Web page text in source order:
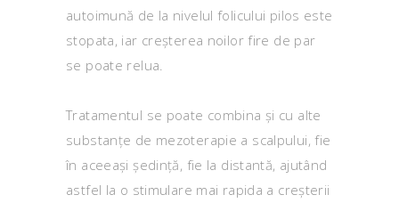
autoimună de la nivelul folicului pilos este
stopata, iar creșterea noilor fire de par
se poate relua.
Tratamentul se poate combina și cu alte
substanțe de mezoterapie a scalpului, fie
în aceeași ședință, fie la distantă, ajutând
astfel la o stimulare mai rapida a creșterii